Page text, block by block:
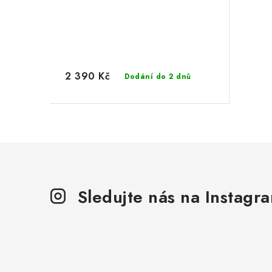
Dodání do 2 dnů
2 390 Kč
Sledujte nás na